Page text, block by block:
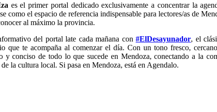
es el primer portal dedicado exclusivamente a concentrar la
como el espacio de referencia indispensable para lectores/as de
al máximo la provincia.
del portal late cada mañana con#ElDesayunador, el
que te acompaña al comenzar el día. Con un tono fresco,
y conciso de todo lo que sucede en Mendoza, conectando a la
la cultura local. Si pasa en Mendoza, está en Agendalo.